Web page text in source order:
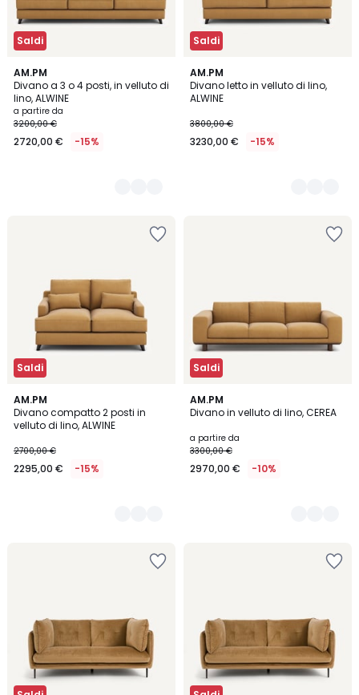
Saldi
AM.PM
Divano a 3 o 4 posti, in velluto di
lino, ALWINE
a partire da
3200,00 €
2720,00 € -15%
5
Colori
Saldi
AM.PM
Divano letto in velluto di lino,
ALWINE
3800,00 €
3230,00 € -15%
5
Colori
Saldi
AM.PM
Divano compatto 2 posti in
velluto di lino, ALWINE
2700,00 €
2295,00 € -15%
5
Colori
Saldi
AM.PM
Divano in velluto di lino, CEREA
a partire da
3300,00 €
2970,00 € -10%
5
Colori